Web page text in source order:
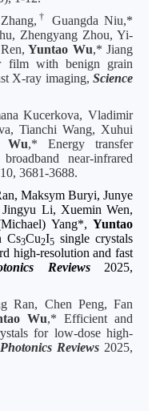
†
Guangda Niu,*
Zhengyang Zhou, Yi-
Yuntao Wu,* Jiang
film with benign grain
X-ray imaging, Science
Kucerkova, Vladimir
Tianchi Wang, Xuhui
Wu,* Energy transfer
near-infrared
3681-3688.
Maksym Buryi, Junye
Li, Xuemin Wen,
Yang*, Yuntao
Cs3Cu2I5 single crystals
high-resolution and fast
Reviews
2025,
Ran, Chen Peng, Fan
Wu,* Efficient and
for low-dose high-
Reviews 2025,